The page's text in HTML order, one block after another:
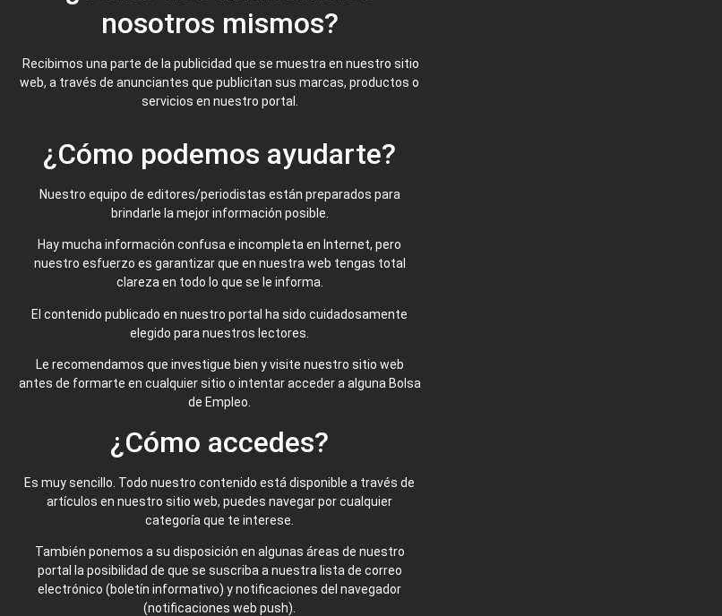
nosotros mismos?
Recibimos una parte de la publicidad que se muestra en nuestro sitio
web, a través de anunciantes que publicitan sus marcas, productos o
servicios en nuestro portal.
¿Cómo podemos ayudarte?
Nuestro equipo de editores/periodistas están preparados para
brindarle la mejor información posible.
Hay mucha información confusa e incompleta en Internet, pero
nuestro esfuerzo es garantizar que en nuestra web tengas total
clareza en todo lo que se le informa.
El contenido publicado en nuestro portal ha sido cuidadosamente
elegido para nuestros lectores.
Le recomendamos que investigue bien y visite nuestro sitio web
antes de formarte en cualquier sitio o intentar acceder a alguna Bolsa
de Empleo.
¿Cómo accedes?
Es muy sencillo. Todo nuestro contenido está disponible a través de
artículos en nuestro sitio web, puedes navegar por cualquier
categoría que te interese.
También ponemos a su disposición en algunas áreas de nuestro
portal la posibilidad de que se suscriba a nuestra lista de correo
electrónico (boletín informativo) y notificaciones del navegador
(notificaciones web push).